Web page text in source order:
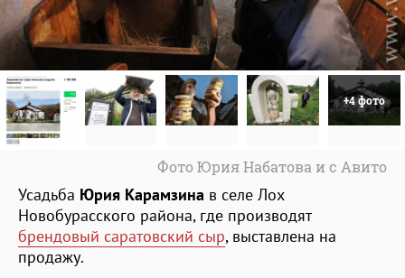
+4 фото
Фото Юрия Набатова и с Авито
Усадьба Юрия Карамзина в селе Лох
Новобурасского района, где производят
брендовый саратовский сыр, выставлена на
продажу.